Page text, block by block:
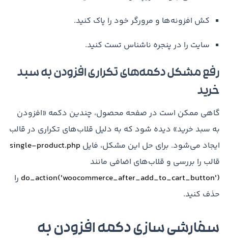
کش افزونه‌ها و مرورگر خود را پاک کنید.
سایت را در پنجره ناشناس تست کنید.
رفع مشکل دکمه‌های تکراری افزودن به سبد
خرید
گاهی ممکن است در صفحه محصول، چندین دکمه «افزودن
به سبد خرید» دیده شود که به دلیل قلاب‌های تکراری در قالب
ایجاد می‌شود. برای حل این مشکل، فایل single-product.php
قالب را بررسی و قلاب‌های اضافی مانند
do_action('woocommerce_after_add_to_cart_button') را
حذف کنید.
سفارشی سازی دکمه افزودن به